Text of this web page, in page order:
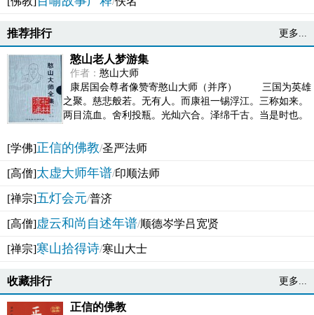
推荐排行 更多...
憨山老人梦游集
作者： 憨山大师
康居国会尊者像赞寄憨山大师（并序） 三国为英雄
之聚。慈悲般若。无有人。而康祖一锡浮江。三称如来。
两目流血。舍利投瓶。光灿六合。泽绵千古。当是时也。
[学佛]正信的佛教/圣严法师
[高僧]太虚大师年谱/印顺法师
[禅宗]五灯会元/普济
[高僧]虚云和尚自述年谱/顺德岑学吕宽贤
[禅宗]寒山拾得诗/寒山大士
收藏排行 更多...
正信的佛教